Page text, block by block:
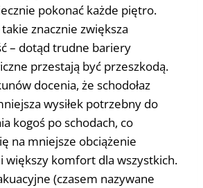
pokonać każde piętro.
znacznie zwiększa
– dotąd trudne bariery
przestają być przeszkodą.
docenia, że schodołaz
wysiłek potrzebny do
kogoś po schodach, co
na mniejsze obciążenie
i większy komfort dla wszystkich.
(czasem nazywane